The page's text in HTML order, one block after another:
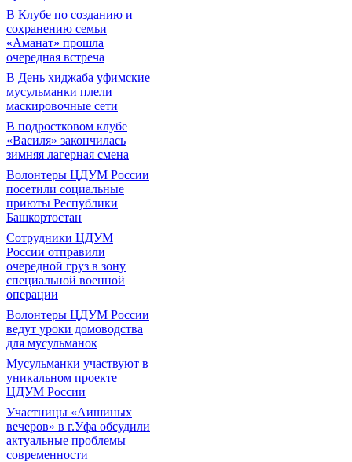
В Клубе по созданию и
сохранению семьи
«Аманат» прошла
очередная встреча
В День хиджаба уфимские
мусульманки плели
маскировочные сети
В подростковом клубе
«Василя» закончилась
зимняя лагерная смена
Волонтеры ЦДУМ России
посетили социальные
приюты Республики
Башкортостан
Сотрудники ЦДУМ
России отправили
очередной груз в зону
специальной военной
операции
Волонтеры ЦДУМ России
ведут уроки домоводства
для мусульманок
Мусульманки участвуют в
уникальном проекте
ЦДУМ России
Участницы «Аишиных
вечеров» в г.Уфа обсудили
актуальные проблемы
современности